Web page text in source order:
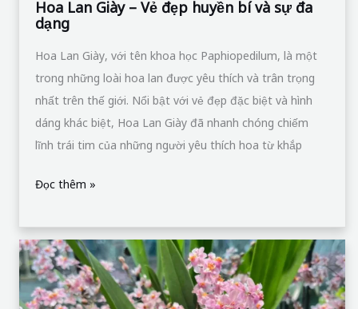
dáng khác biệt, Hoa Lan Giày đã nhanh chóng chiếm
lĩnh trái tim của những người yêu thích hoa từ khắp
Đọc thêm »
Lan
Lâu
Đặc
Tính
Sinh
Học